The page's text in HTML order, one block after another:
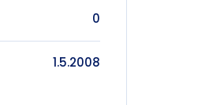
0
1.5.2008